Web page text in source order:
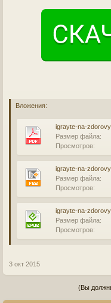
Вложения:
Размер файла:
Просмотров:
Размер файла:
Просмотров:
Размер файла:
Просмотров:
3 окт 2015
(Вы